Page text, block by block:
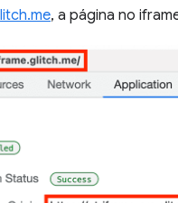
, a página no